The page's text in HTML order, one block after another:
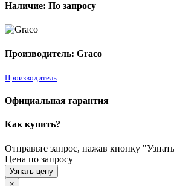
Наличие: По запросу
Производитель: Graco
Производитель
Официальная гарантия
Как купить?
Отправьте запрос, нажав кнопку
Цена по запросу
Узнать цену
×